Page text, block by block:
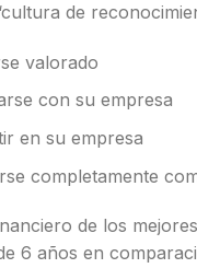
de
valorado
con su empresa
en su empresa
completamente
de los
6 años en